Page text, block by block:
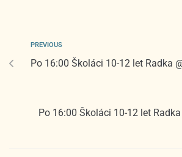
PREVIOUS
Po 16:00 Školáci 10-12 let Radka
Po 16:00 Školáci 10-12 let